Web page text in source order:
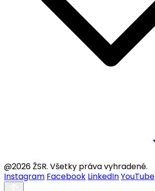
@2026 ŽSR. Všetky práva vyhradené.
Instagram Facebook LinkedInYouTube